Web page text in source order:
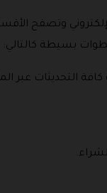
وتصفح
بسيطة كالتالي:
التحديثات عبر